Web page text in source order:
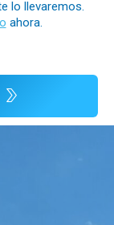
lo llevaremos.
ahora.